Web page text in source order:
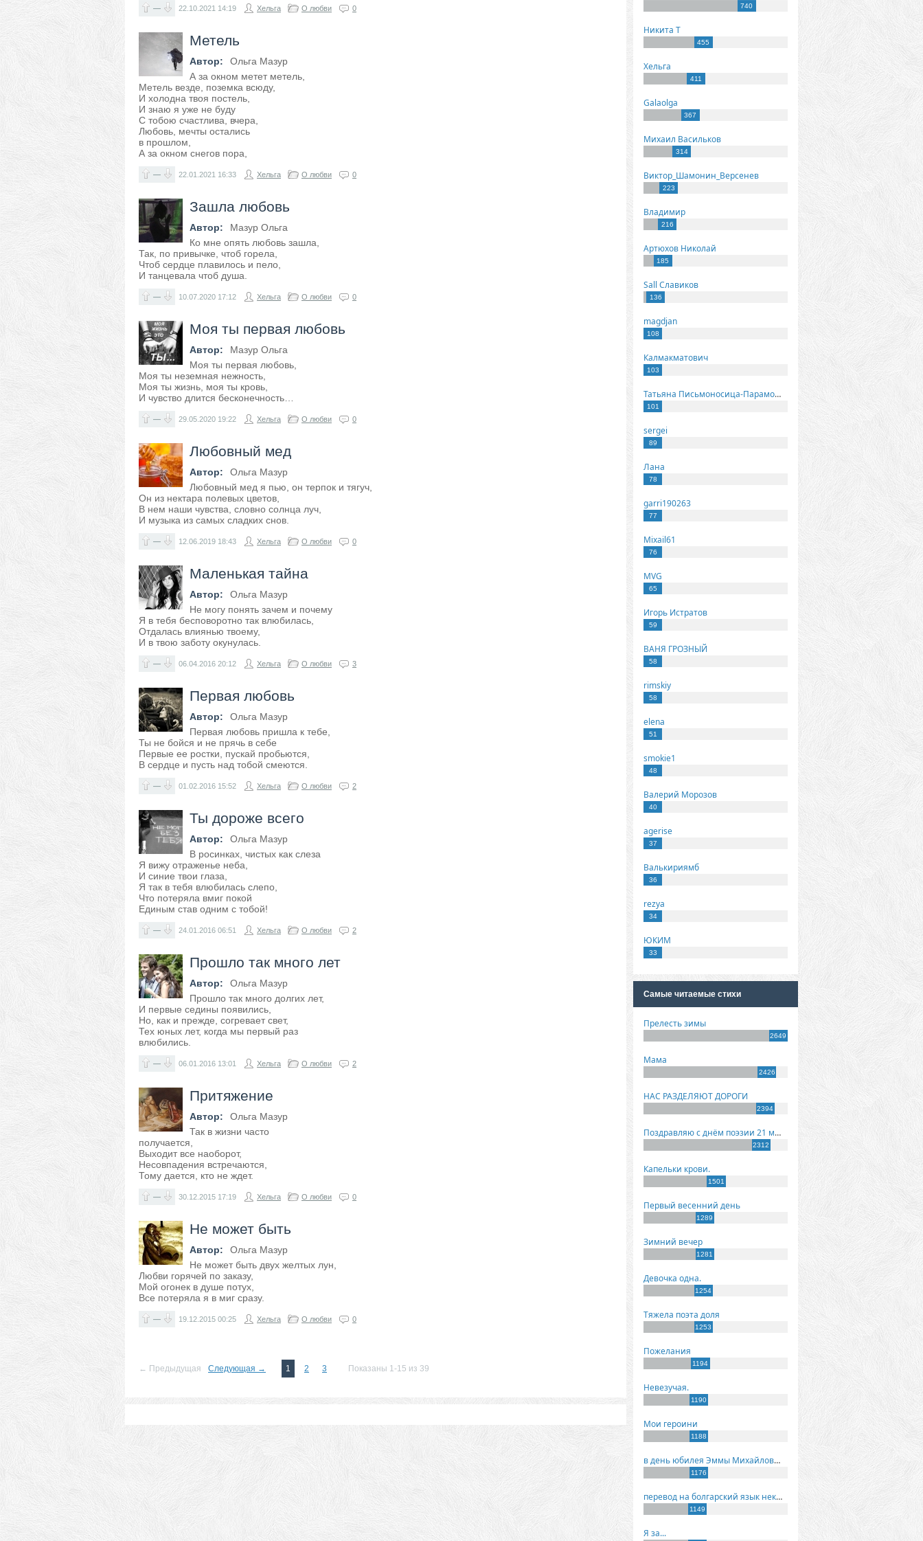
— 22.10.2021 14:19 Хельга О любви 0
Метель
Автор:
Ольга Мазур
А за окном метет метель,
Метель везде, поземка всюду,
И холодна твоя постель,
И знаю я уже не буду
С тобою счастлива, вчера,
Любовь, мечты остались
в прошлом,
А за окном снегов пора,
— 22.01.2021 16:33 Хельга О любви 0
Зашла любовь
Автор:
Мазур Ольга
Ко мне опять любовь зашла,
Так, по привычке, чтоб горела,
Чтоб сердце плавилось и пело,
И танцевала чтоб душа.
— 10.07.2020 17:12 Хельга О любви 0
Моя ты первая любовь
Автор:
Мазур Ольга
Моя ты первая любовь,
Моя ты неземная нежность,
Моя ты жизнь, моя ты кровь,
И чувство длится бесконечность…
— 29.05.2020 19:22 Хельга О любви 0
Любовный мед
Автор:
Ольга Мазур
Любовный мед я пью, он терпок и тягуч,
Он из нектара полевых цветов,
В нем наши чувства, словно солнца луч,
И музыка из самых сладких снов.
— 12.06.2019 18:43 Хельга О любви 0
Маленькая тайна
Автор:
Ольга Мазур
Не могу понять зачем и почему
Я в тебя бесповоротно так влюбилась,
Отдалась влиянью твоему,
И в твою заботу окунулась.
— 06.04.2016 20:12 Хельга О любви 3
Первая любовь
Автор:
Ольга Мазур
Первая любовь пришла к тебе,
Ты не бойся и не прячь в себе
Первые ее ростки, пускай пробьются,
В сердце и пусть над тобой смеются.
— 01.02.2016 15:52 Хельга О любви 2
Ты дороже всего
Автор:
Ольга Мазур
В росинках, чистых как слеза
Я вижу отраженье неба,
И синие твои глаза,
Я так в тебя влюбилась слепо,
Что потеряла вмиг покой
Единым став одним с тобой!
— 24.01.2016 06:51 Хельга О любви 2
Прошло так много лет
Автор:
Ольга Мазур
Прошло так много долгих лет,
И первые седины появились,
Но, как и прежде, согревает свет,
Тех юных лет, когда мы первый раз
влюбились.
— 06.01.2016 13:01 Хельга О любви 2
Притяжение
Автор:
Ольга Мазур
Так в жизни часто
получается,
Выходит все наоборот,
Несовпадения встречаются,
Тому дается, кто не ждет.
— 30.12.2015 17:19 Хельга О любви 0
Не может быть
Автор:
Ольга Мазур
Не может быть двух желтых лун,
Любви горячей по заказу,
Мой огонек в душе потух,
Все потеряла я в миг сразу.
— 19.12.2015 00:25 Хельга О любви 0
← Предыдущая Следующая → 1 2 3 Показаны 1-15 из 39
740
Никита Т
455
Хельга
411
Galaolga
367
Михаил Васильков
314
Виктор_Шамонин_Версенев
223
Владимир
216
Артюхов Николай
185
Sall Славиков
136
magdjan
108
Калмакматович
103
Татьяна Письмоносица-Парамонова
101
sergei
89
Лана
78
garri190263
77
Mixail61
76
MVG
65
Игорь Истратов
59
ВАНЯ ГРОЗНЫЙ
58
rimskiy
58
elena
51
smokie1
48
Валерий Морозов
40
agerise
37
Валькириямб
36
rezya
34
ЮКИМ
33
Самые читаемые стихи
Прелесть зимы
2649
Мама
2426
НАС РАЗДЕЛЯЮТ ДОРОГИ
2394
Поздравляю с днём поэзии 21 марта!
2312
Капельки крови.
1501
Первый весенний день
1289
Зимний вечер
1281
Девочка одна.
1254
Тяжела поэта доля
1253
Пожелания
1194
Невезучая.
1190
Мои героини
1188
в день юбилея Эммы Михайловны Киселевой
1176
перевод на болгарский язык некоторых моих стихов
1149
Я за...